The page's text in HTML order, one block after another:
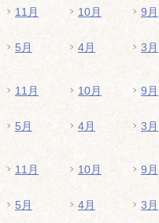
11月 10月 9月
5月 4月 3月
11月 10月 9月
5月 4月 3月
11月 10月 9月
5月 4月 3月